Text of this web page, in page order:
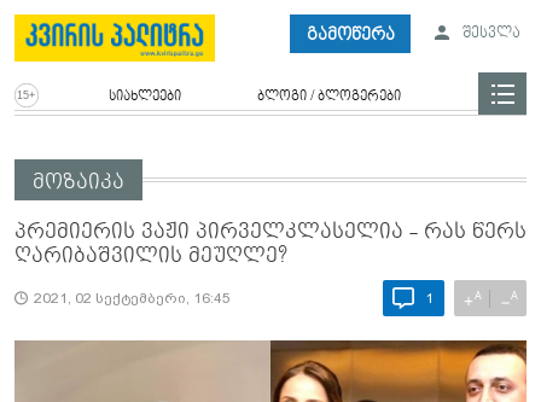
გამოწერა შესვლა
სიახლეები ბლოგი / ბლოგერები
მოზაიკა
პრემიერის ვაჟი პირველკლასელია - რას წერს
ღა­რი­ბაშ­ვი­ლის მე­უღ­ლე?
2021, 02 სექტემბერი, 16:45 1 +A −A